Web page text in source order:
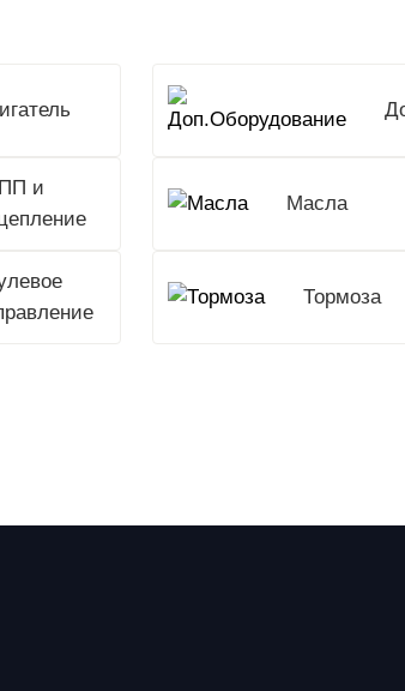
и
Масла
Тормоза